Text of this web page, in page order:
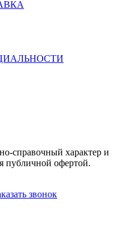
справочный характер и
публичной офертой.
звонок